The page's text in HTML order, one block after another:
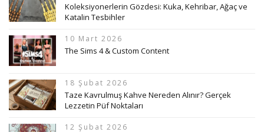
Koleksiyonerlerin Gözdesi: Kuka, Kehribar, Ağaç ve
Katalin Tesbihler
10 Mart 2026
The Sims 4 & Custom Content
18 Şubat 2026
Taze Kavrulmuş Kahve Nereden Alınır? Gerçek
Lezzetin Püf Noktaları
12 Şubat 2026